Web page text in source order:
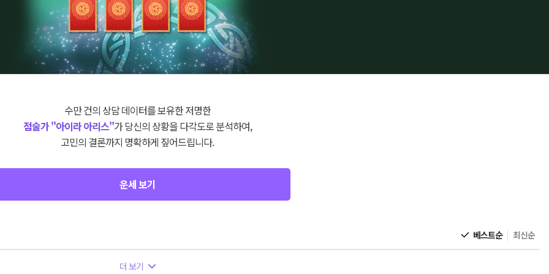
수만 건의 상담 데이터를 보유한 저명한
점술가 "아이라 아리스"가 당신의 상황을 다각도로 분석하여,
고민의 결론까지 명확하게 짚어드립니다.
운세 보기
베스트순 최신순
더 보기